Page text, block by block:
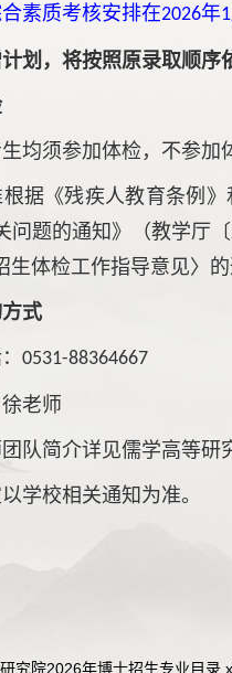
素质考核安排在2026年1
划，将按照原录取顺序
均须参加体检，不参加
据《残疾人教育条例
问题的通知》（教学厅
生体检工作指导意见〉
式
0531-88364667
老师
队简介详见儒学高等研
学校相关通知为准。
究院2026年博士招生专业目录